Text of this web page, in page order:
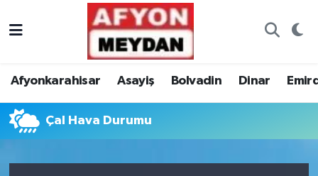
Afyonkarahisar Asayiş Bolvadin Dinar
Çal Hava Durumu
Nöbetçi Eczaneler
Trafik Durumu
Süper Lig Puan Durumu ve Fikstür